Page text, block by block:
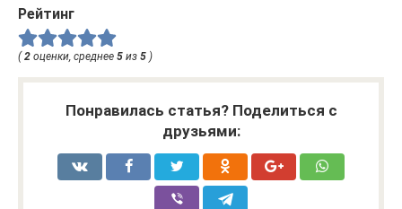
Рейтинг
( 2 оценки, среднее 5 из 5 )
Понравилась статья? Поделиться с
друзьями: